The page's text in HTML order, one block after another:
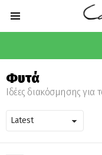
Φυτά
Ιδέες διακόσμησης για